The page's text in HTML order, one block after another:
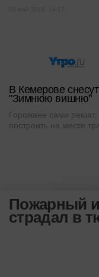
В Кемерове снесут
"Зимнюю вишню"
Горожане сами решат,
построить на месте
Пожарный
страдал в